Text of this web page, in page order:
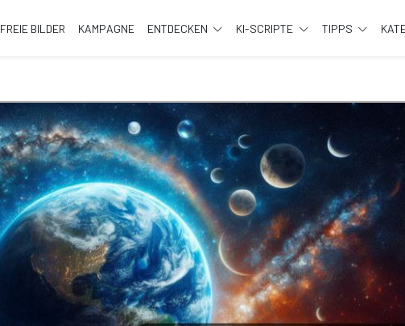
FREIE BILDER KAMPAGNE ENTDECKEN KI-SCRIPTE TIPPS